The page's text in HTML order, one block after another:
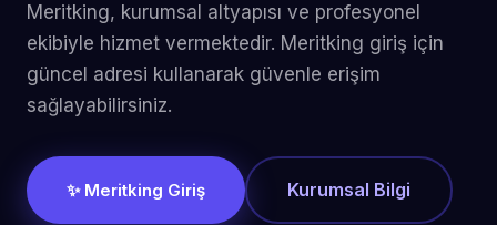
Meritking, kurumsal altyapısı ve profesyonel
ekibiyle hizmet vermektedir. Meritking giriş için
güncel adresi kullanarak güvenle erişim
sağlayabilirsiniz.
✨ Meritking Giriş Kurumsal Bilgi